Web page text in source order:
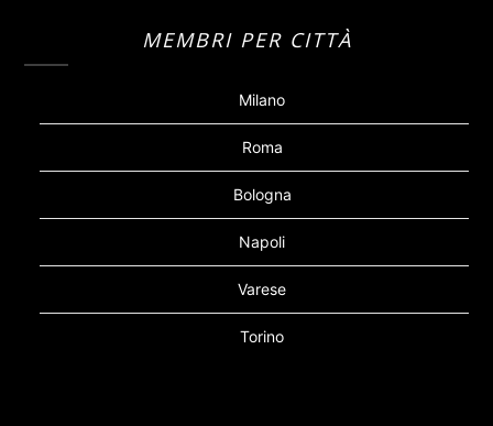
MEMBRI PER CITTÀ
Milano
Roma
Bologna
Napoli
Varese
Torino